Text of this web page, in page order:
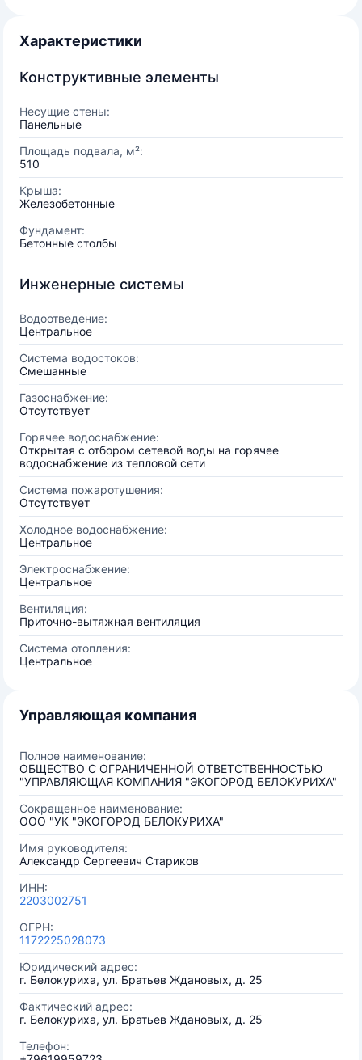
Характеристики
Конструктивные элементы
Несущие стены:
Панельные
Площадь подвала, м²:
510
Крыша:
Железобетонные
Фундамент:
Бетонные столбы
Инженерные системы
Водоотведение:
Центральное
Система водостоков:
Смешанные
Газоснабжение:
Отсутствует
Горячее водоснабжение:
Открытая с отбором сетевой воды на горячее
водоснабжение из тепловой сети
Система пожаротушения:
Отсутствует
Холодное водоснабжение:
Центральное
Электроснабжение:
Центральное
Вентиляция:
Приточно-вытяжная вентиляция
Система отопления:
Центральное
Управляющая компания
Полное наименование:
ОБЩЕСТВО С ОГРАНИЧЕННОЙ ОТВЕТСТВЕННОСТЬЮ
"УПРАВЛЯЮЩАЯ КОМПАНИЯ "ЭКОГОРОД БЕЛОКУРИХА"
Сокращенное наименование:
ООО "УК "ЭКОГОРОД БЕЛОКУРИХА"
Имя руководителя:
Александр Сергеевич Стариков
ИНН:
2203002751
ОГРН:
1172225028073
Юридический адрес:
г. Белокуриха, ул. Братьев Ждановых, д. 25
Фактический адрес:
г. Белокуриха, ул. Братьев Ждановых, д. 25
Телефон: